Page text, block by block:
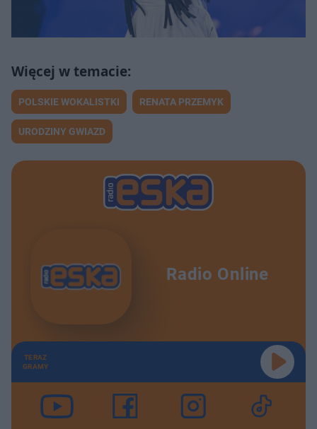
POLSKIE WOKALISTKI RENATA PRZEMYK
URODZINY GWIAZD
Radio Online
TERAZ
GRAMY